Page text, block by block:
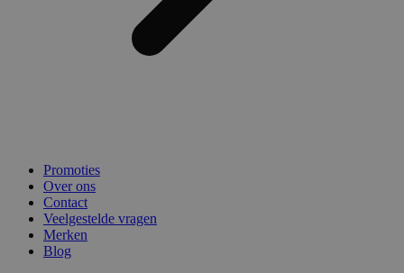
Promoties
Over ons
Contact
Veelgestelde vragen
Merken
Blog